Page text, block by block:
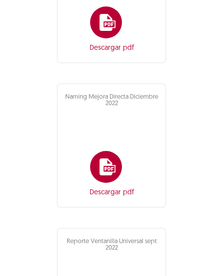
Descargar pdf
Naming Mejora Directa Diciembre
2022
Descargar pdf
Reporte Ventanilla Universal sept
2022